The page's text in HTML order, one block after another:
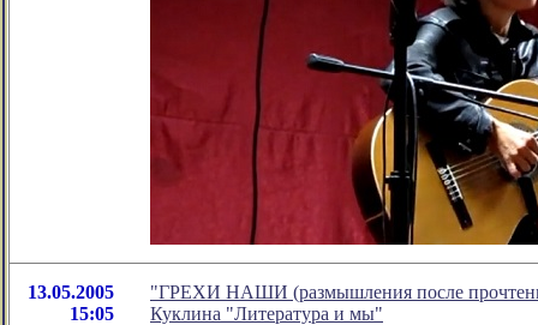
13.05.2005
15:05
"ГРЕХИ НАШИ (размышления после
Куклина "Литература и мы"